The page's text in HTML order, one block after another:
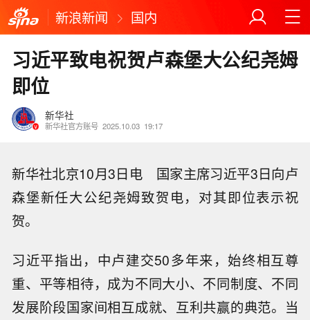
新浪新闻 国内
习近平致电祝贺卢森堡大公纪尧姆
即位
新华社
新华社官方账号 2025.10.03 19:17
新华社北京10月3日电 国家主席习近平3日向卢
森堡新任大公纪尧姆致贺电，对其即位表示祝
贺。
习近平指出，中卢建交50多年来，始终相互尊
重、平等相待，成为不同大小、不同制度、不同
发展阶段国家间相互成就、互利共赢的典范。当